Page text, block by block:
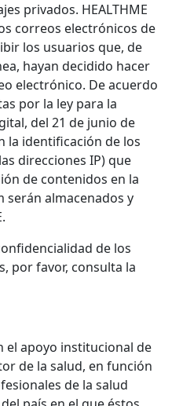
privados. HEALTHME
correos electrónicos de
los usuarios que, de
hayan decidido hacer
electrónico. De acuerdo
por la ley para la
del 21 de junio de
la identificación de los
direcciones IP) que
de contenidos en la
serán almacenados y
de los
por favor, consulta la
el apoyo institucional de
de la salud, en función
de la salud